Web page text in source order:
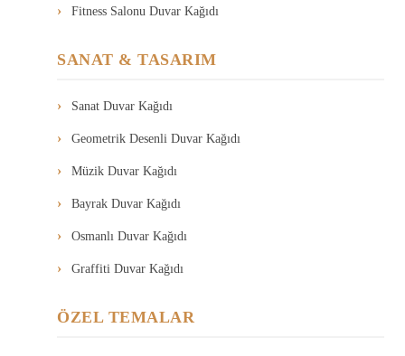
Fitness Salonu Duvar Kağıdı
SANAT & TASARIM
Sanat Duvar Kağıdı
Geometrik Desenli Duvar Kağıdı
Müzik Duvar Kağıdı
Bayrak Duvar Kağıdı
Osmanlı Duvar Kağıdı
Graffiti Duvar Kağıdı
ÖZEL TEMALAR